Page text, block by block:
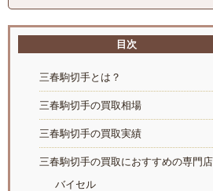
目次
三春駒切手とは？
三春駒切手の買取相場
三春駒切手の買取実績
三春駒切手の買取におすすめの専門店
バイセル